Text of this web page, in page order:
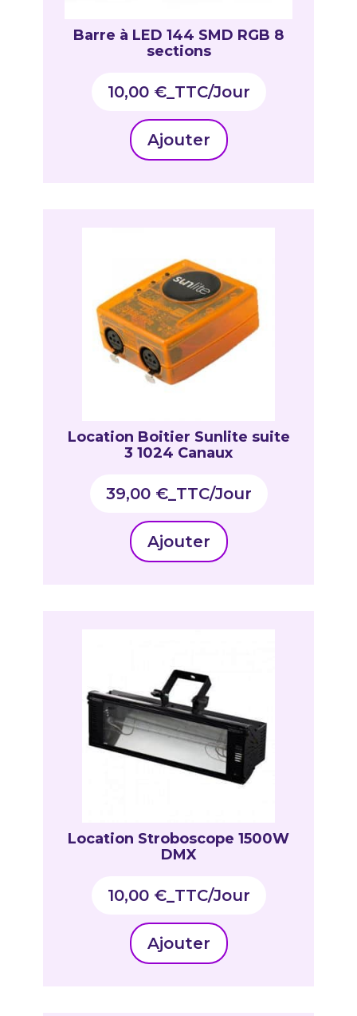
Barre à LED 144 SMD RGB 8
sections
10,00 €_TTC
Ajouter
Location Boitier Sunlite suite
3 1024 Canaux
39,00 €_TTC
Ajouter
Location Stroboscope 1500W
DMX
10,00 €_TTC
Ajouter